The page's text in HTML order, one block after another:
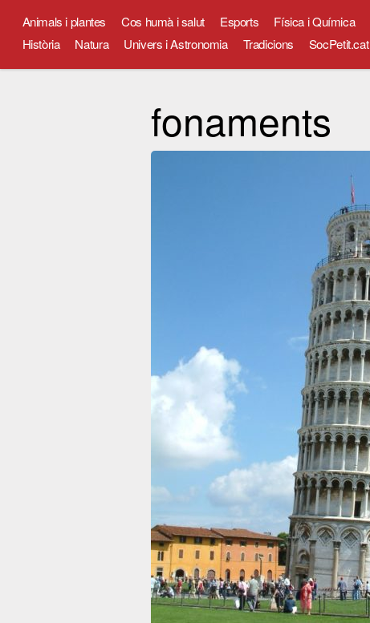
Animals i plantes Cos humà i salut Esports
Física i Química
Història
Natura Univers i Astronomia Tradicions SocPetit.cat
fonaments